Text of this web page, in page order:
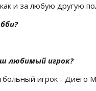
и за любую другую
любимый игрок?
игрок - Диего